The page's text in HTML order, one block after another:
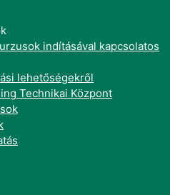
indításával kapcsolatos
lehetőségekről
Technikai Központ